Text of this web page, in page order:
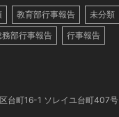
教育部行事報告 未分類
務部行事報告 行事報告
台町16-1 ソレイユ台町407号